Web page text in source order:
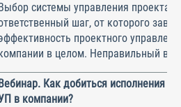
Выбор системы управления
шаг, от которого
проектного
в целом. Неправильный
Вебинар. Как добиться исполнения
в компании?